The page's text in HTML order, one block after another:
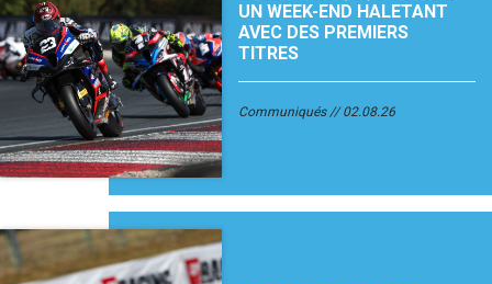
UN WEEK-END HALETANT
AVEC DES PREMIERS
TITRES
Communiqués 02.08.26